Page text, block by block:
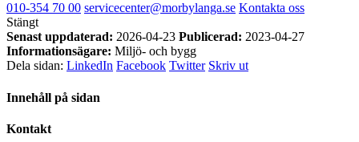
010-354 70 00 servicecenter@morbylanga.se Kontakta oss
Stängt
Senast uppdaterad: 2026-04-23 Publicerad: 2023-04-27
Informationsägare: Miljö- och bygg
Dela sidan: LinkedIn Facebook Twitter Skriv ut
Innehåll på sidan
Kontakt